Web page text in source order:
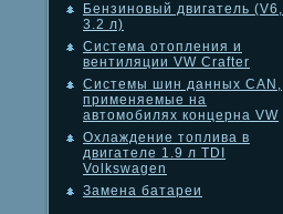
Бензиновый двигатель (V6,
3.2 л)
Система отопления и
вентиляции VW Crafter
Системы шин данных CAN,
применяемые на
автомобилях концерна VW
Охлаждение топлива в
двигателе 1.9 л TDI
Volkswagen
Замена батареи